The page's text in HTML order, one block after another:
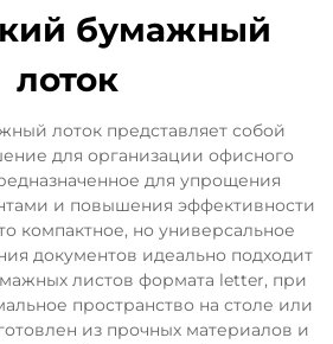
бумажный
лоток
лоток представляет собой
для организации офисного
для упрощения
и повышения эффективности
компактное, но универсальное
документов идеально подходит
листов формата letter, при
пространство на столе или
из прочных материалов и